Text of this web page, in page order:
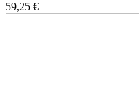
59,25 €